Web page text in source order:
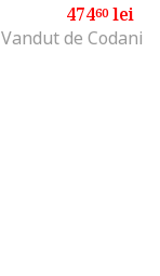
47460lei
Vandut de Codani